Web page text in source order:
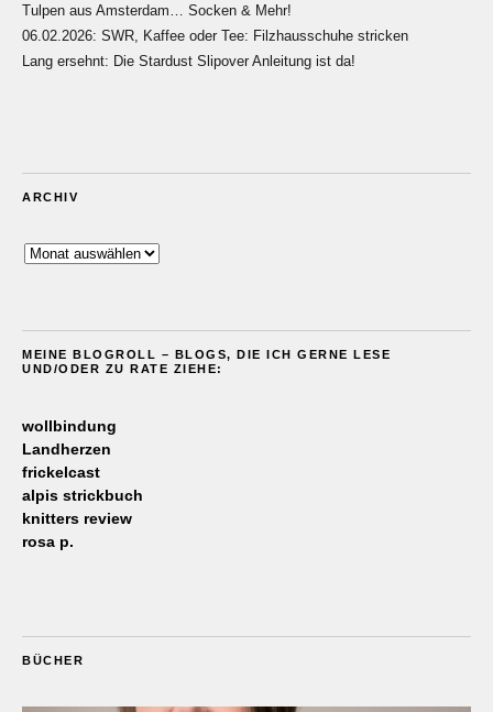
Tulpen aus Amsterdam… Socken & Mehr!
06.02.2026: SWR, Kaffee oder Tee: Filzhausschuhe stricken
Lang ersehnt: Die Stardust Slipover Anleitung ist da!
ARCHIV
Archiv
MEINE BLOGROLL – BLOGS, DIE ICH GERNE LESE
UND/ODER ZU RATE ZIEHE:
wollbindung
Landherzen
frickelcast
alpis strickbuch
knitters review
rosa p.
BÜCHER